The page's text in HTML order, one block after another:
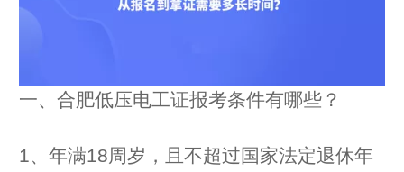
一、合肥低压电工证报考条件有哪些？
1、年满18周岁，且不超过国家法定退休年